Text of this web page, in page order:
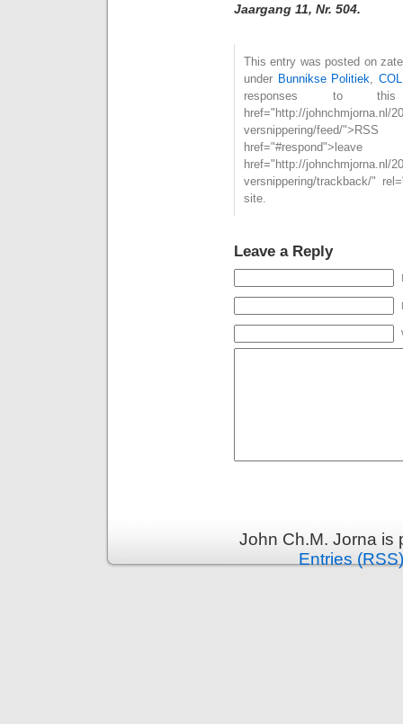
Jaargang 11, Nr. 504.
This entry was posted on
under Bunnikse Politiek ,
responses to
href="http://johnchmjorna.nl/
versnippering/feed/
href="http://johnchmjorna.nl/
versnippering/trackback/"
site.
Leave a Reply
John Ch.M. Jorna
Entries (RSS)